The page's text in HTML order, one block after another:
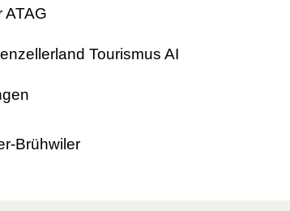
ATAG
Tourismus AI
Brühwiler